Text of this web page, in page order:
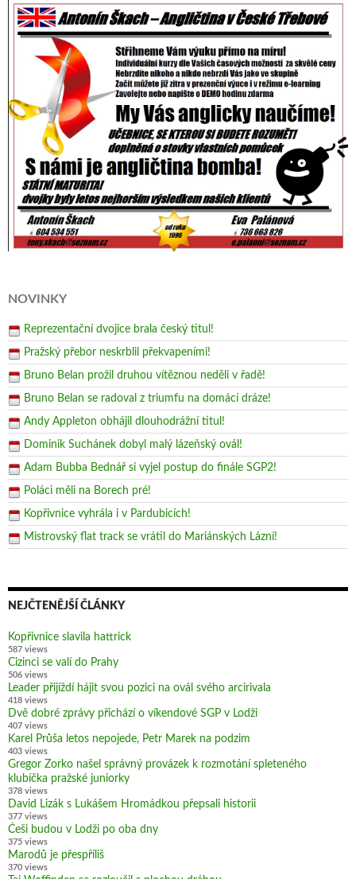
NOVINKY
Reprezentační dvojice brala český titul!
Pražský přebor neskrblil překvapeními!
Bruno Belan prožil druhou vítěznou neděli v řadě!
Bruno Belan se radoval z triumfu na domácí dráze!
Andy Appleton obhájil dlouhodrážní titul!
Dominik Suchánek dobyl malý lázeňský ovál!
Adam Bubba Bednář si vyjel postup do finále SGP2!
Poláci měli na Borech pré!
Kopřivnice vyhrála i v Pardubicích!
Mistrovský flat track se vrátil do Mariánských Lázní!
NEJČTENĚJŠÍ ČLÁNKY
Kopřivnice slavila hattrick
587 views
Cizinci se valí do Prahy
506 views
Leader přijíždí hájit svou pozici na ovál svého arcirivala
418 views
Dvě dobré zprávy přichází o víkendové SGP v Lodži
407 views
Karel Průša letos nepojede, Petr Marek na podzim
403 views
Gregor Zorko našel správný provázek k rozmotání spleteného
klubíčka pražské juniorky
378 views
David Lizák s Lukášem Hromádkou přepsali historii
377 views
Češi budou v Lodži po oba dny
375 views
Marodů je přespříliš
370 views